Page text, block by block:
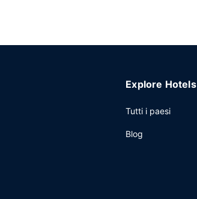
Explore Hotels
Tutti i paesi
Blog